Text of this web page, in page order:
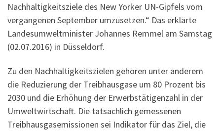
Nachhaltigkeitsziele des New Yorker UN-Gipfels vom
vergangenen September umzusetzen.“ Das erklärte
Landesumweltminister Johannes Remmel am Samstag
(02.07.2016) in Düsseldorf.
Zu den Nachhaltigkeitszielen gehören unter anderem
die Reduzierung der Treibhausgase um 80 Prozent bis
2030 und die Erhöhung der Erwerbstätigenzahl in der
Umweltwirtschaft. Die tatsächlich gemessenen
Treibhausgasemissionen sei Indikator für das Ziel, die